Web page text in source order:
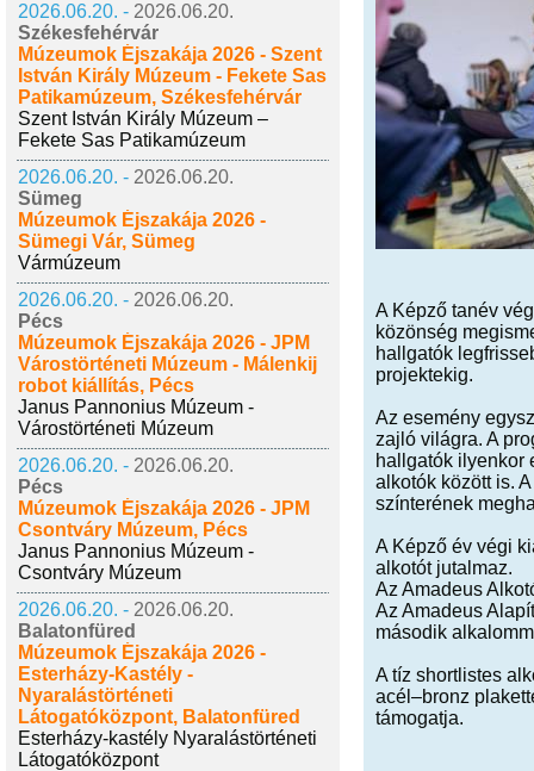
2026.06.20. - 2026.06.20.
Székesfehérvár
Múzeumok Éjszakája 2026 - Szent
István Király Múzeum - Fekete Sas
Patikamúzeum, Székesfehérvár
Szent István Király Múzeum –
Fekete Sas Patikamúzeum
2026.06.20. - 2026.06.20.
Sümeg
Múzeumok Éjszakája 2026 -
Sümegi Vár, Sümeg
Vármúzeum
2026.06.20. - 2026.06.20.
Pécs
Múzeumok Éjszakája 2026 - JPM
Várostörténeti Múzeum - Málenkij
robot kiállítás, Pécs
Janus Pannonius Múzeum -
Várostörténeti Múzeum
2026.06.20. - 2026.06.20.
Pécs
Múzeumok Éjszakája 2026 - JPM
Csontváry Múzeum, Pécs
Janus Pannonius Múzeum -
Csontváry Múzeum
2026.06.20. - 2026.06.20.
Balatonfüred
Múzeumok Éjszakája 2026 -
Esterházy-Kastély -
Nyaralástörténeti
Látogatóközpont, Balatonfüred
Esterházy-kastély Nyaralástörténeti
Látogatóközpont
A Képző tanév
közönség
hallgatók
projektekig.
Az esemény
zajló világra. A
hallgatók ilyenkor
alkotók között is.
színterének
A Képző év végi
alkotót jutalmaz.
Az Amadeus
Az Amadeus
második
A tíz shortlistes
acél–bronz
támogatja.